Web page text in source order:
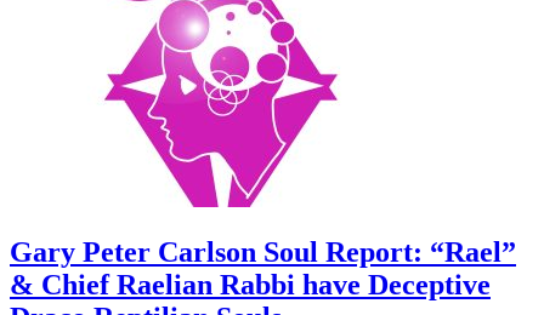
Gary Peter Carlson Soul Report: “Rael”
& Chief Raelian Rabbi have Deceptive